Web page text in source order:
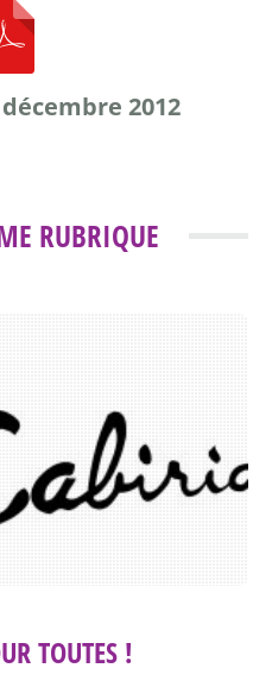
2012
RUBRIQUE
TOUTES !